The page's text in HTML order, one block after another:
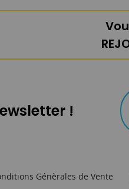
!
Génèrales de Vente